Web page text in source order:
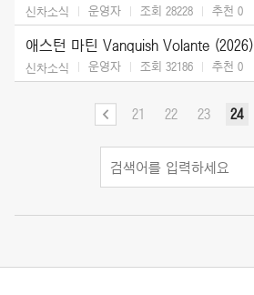
신차소식 운영자 조회 28228 추천 0
애스턴 마틴 Vanquish Volante (2026)
신차소식 운영자 조회 32186 추천 0
21 22 23 24